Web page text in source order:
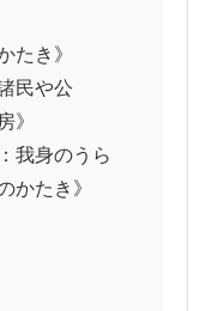
》
公
》
うら
かたき》